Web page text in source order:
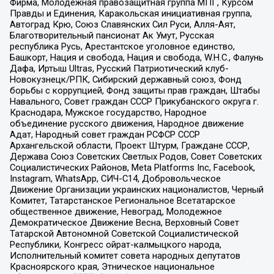
Фирма, Молодежная правозащитная группа МПГ, Курсом
Правды и Единения, Каракольская инициативная группа,
Автоград Крю, Союз Славянских Сил Руси, Алля-Аят,
Благотворительный пансионат Ак Умут, Русская
республика Русь, Арестантское уголовное единство,
Башкорт, Нация и свобода, Нация и свобода, W.H.С., Фалунь
Дафа, Иртыш Ultras, Русский Патриотический клуб-
Новокузнецк/РПК, Сибирский державный союз, Фонд
борьбы с коррупцией, Фонд защиты прав граждан, Штабы
Навального, Совет граждан СССР Прикубанского округа г.
Краснодара, Мужское государство, Народное
объединение русского движения, Народное движение
Адат, Народный совет граждан РСФСР СССР
Архангельской области, Проект Штурм, Граждане СССР,
Держава Союз Советских Светлых Родов, Совет Советских
Социалистических Районов, Meta Platforms Inc, Facebook,
Instagram, WhatsApp, СИЧ-С14, Добровольческое
Движение Организации украинских националистов, Черный
Комитет, Татарстанское Региональное Всетатарское
общественное движение, Невоград, Молодежное
Демократическое Движение Весна, Верховный Совет
Татарской Автономной Советской Социалистической
Республики, Конгресс ойрат-калмыцкого народа,
Исполнительный комитет совета народных депутатов
Красноярского края, Этническое национальное